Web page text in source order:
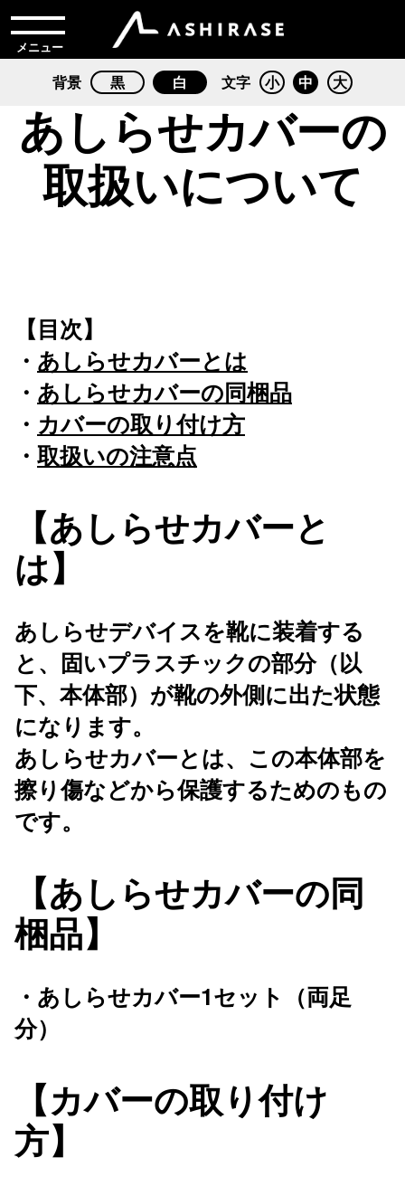
メニュー
背景 黒 白 文字 小 中 大
あしらせカバーの
取扱いについて
【目次】
・ あしらせカバーとは
・ あしらせカバーの同梱品
・ カバーの取り付け方
・ 取扱いの注意点
【あしらせカバーと
は】
あしらせデバイスを靴に装着する
と、固いプラスチックの部分（以
下、本体部）が靴の外側に出た状態
になります。
あしらせカバーとは、この本体部を
擦り傷などから保護するためのもの
です。
【あしらせカバーの同
梱品】
・あしらせカバー1セット（両足
分）
【カバーの取り付け
方】